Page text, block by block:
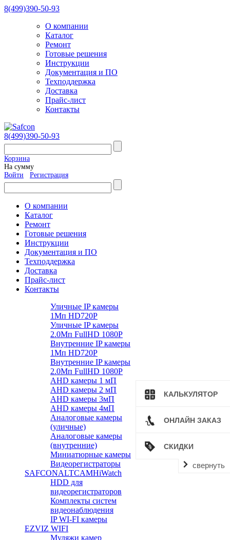
КАЛЬКУЛЯТОР
ОНЛАЙН ЗАКАЗ
СКИДКИ
свернуть
8(499)390-50-93
О компании
Каталог
Ремонт
Готовые решения
Инструкции
Документация и ПО
Техподдержка
Доставка
Прайс-лист
Контакты
8(499)390-50-93
Корзина
На сумму
Войти
Регистрация
О компании
Каталог
Ремонт
Готовые решения
Инструкции
Документация и ПО
Техподдержка
Доставка
Прайс-лист
Контакты
Уличные IP камеры
1Мп HD720P
Уличные IP камеры
2.0Мп FullHD 1080P
Внутренние IP камеры
1Мп HD720P
Внутренние IP камеры
2.0Мп FullHD 1080P
AHD камеры 1 мП
AHD камеры 2 мП
AHD камеры 3мП
AHD камеры 4мП
Аналоговые камеры
(уличные)
Аналоговые камеры
(внутренние)
Миниатюрные камеры
Видеорегистраторы
SAFCONALTCAMHiWatch
HDD для
видеорегистраторов
Комплекты систем
видеонаблюдения
IP WI-FI камеры
EZVIZ WIFI
Муляжи камер